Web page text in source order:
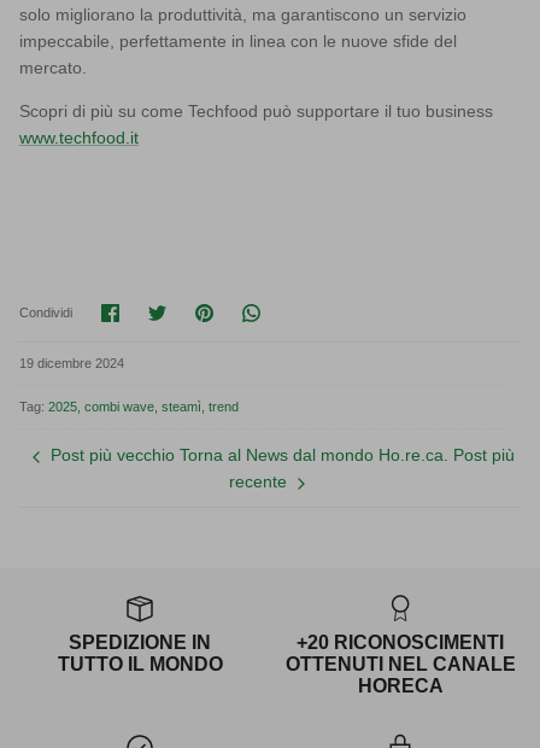
solo migliorano la produttività, ma garantiscono un servizio
impeccabile, perfettamente in linea con le nuove sfide del
mercato.
Scopri di più su come Techfood può supportare il tuo business
www.techfood.it
Condividi Condividi su Facebook
Condividi su Twitter
Condividi su Pinterest
Translation missing:
19 dicembre 2024
Tag: 2025 combi wave steamì trend
Post più vecchio Torna al News dal mondo Ho.re.ca. Post più
recente
SPEDIZIONE IN
TUTTO IL MONDO
+20 RICONOSCIMENTI
OTTENUTI NEL CANALE
HORECA